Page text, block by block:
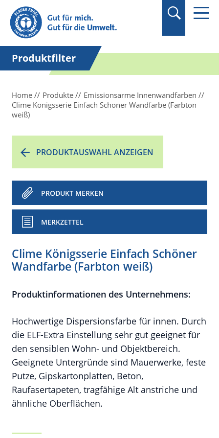
Suchbegriff in
Anführungszeichen
setzen.
Produktfilter
Home Produkte
Emissionsarme Innenwandfarben
Clime Königsserie Einfach Schöner Wandfarbe (Farbton
weiß)
PRODUKTAUSWAHL ANZEIGEN
PRODUKT MERKEN
MERKZETTEL
Clime Königsserie Einfach Schöner
Wandfarbe (Farbton weiß)
Produktinformationen des Unternehmens:
Hochwertige Dispersionsfarbe für innen. Durch
die ELF-Extra Einstellung sehr gut geeignet für
den sensiblen Wohn- und Objektbereich.
Geeignete Untergründe sind Mauerwerke, feste
Putze, Gipskartonplatten, Beton,
Raufasertapeten, tragfähige Alt anstriche und
ähnliche Oberflächen.